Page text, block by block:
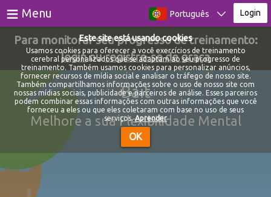
Jogos
Testes
Blog
Sobre
Login
Registro
≡ Menu Português Login
Para monitorar seu progresso de treinamento:
loginouregistre-se de graça
Bait
Melhore a sua Flexibilidade Mental
Este site está usando cookies
Usamos cookies para oferecer a você exercícios de treinamento
cerebral personalizados que se adaptam ao seu progresso de
treinamento. Também usamos cookies para personalizar anúncios,
fornecer recursos de mídia social e analisar o tráfego de nosso site.
Também compartilhamos informações sobre o uso de nosso site com
nossas mídias sociais, publicidade e parceiros de análise. Esses parceiros
podem combinar essas informações com outras informações que você
forneceu a eles ou que eles coletaram com base no uso de seus
serviços.Aprender
OK